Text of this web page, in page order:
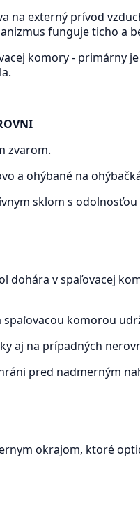
na externý prívod
funguje ticho a
komory - primárny
zvarom.
a ohýbané na
sklom s odolnosťou
dohára v spaľovacej
komorou
aj na prípadných
pred nadmerným
okrajom, ktoré